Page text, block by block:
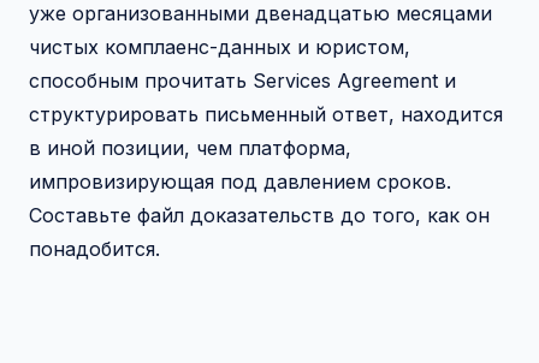
уже организованными двенадцатью месяцами
чистых комплаенс-данных и юристом,
способным прочитать Services Agreement и
структурировать письменный ответ, находится
в иной позиции, чем платформа,
импровизирующая под давлением сроков.
Составьте файл доказательств до того, как он
понадобится.